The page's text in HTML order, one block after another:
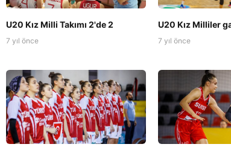
U20 Kız Milli Takımı 2'de 2
7 yıl önce
U20 Kız Milliler
7 yıl önce